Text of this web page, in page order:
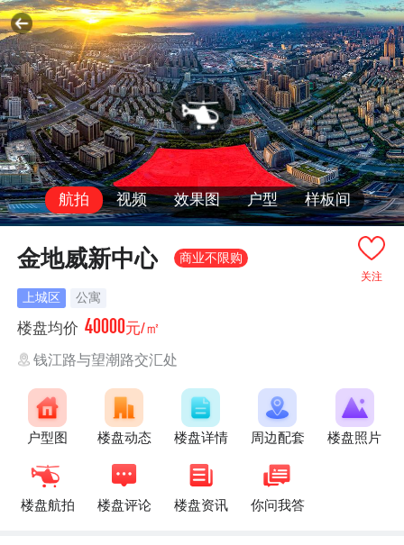
航拍 视频 效果图 户型 样板间
关注
金地威新中心 商业不限购
上城区 公寓
楼盘均价 40000元/㎡
钱江路与望潮路交汇处
户型图 楼盘动态 楼盘详情 周边配套 楼盘照片
楼盘航拍 楼盘评论 楼盘资讯 你问我答